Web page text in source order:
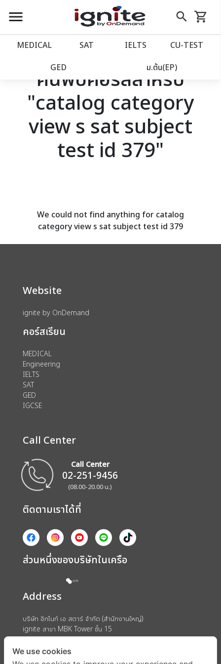
close
account_balance หน้าแรก
เว็บไซต์อิกไนท์
โปรโมชั่น
วางแผนการเรียน
เข้าสู่ระบบ
menu search
Skip
to
shopping_cart
รถเข็น
MEDICAL SAT IELTS CU‑TEST
GED ม.ต้น(EP)
ค้นพบคอร์สสำหรับ
"catalog category
view s sat subject
test id 379"
We could not find anything for catalog
category view s sat subject test id 379
Website
ignite by OnDemand
คอร์สเรียน
MEDICAL
Engineering
IELTS
SAT
GED
IGCSE
Call Center
Call Center
02-251-9456
(08.00-20.00 น.)
ติดตามเราได้ที่
ส่วนหนึ่งของบริษัทในเครือ
Address
บริษัท อิกไนท์ เอ สตาร์ จำกัด (สำนักงานใหญ่)
ignite สาขา MBK Tower ชั้น 15
ถนนพญาไท แขวงวังใหม่ เขตปทุมวัน กรุงเทพมหานคร 10330
We use cookies